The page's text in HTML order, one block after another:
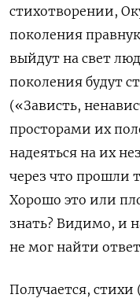
стихотворении,
поколения
выйдут на свет
поколения будут
(«Зависть,
просторами их
надеяться на их
через что прошли
Хорошо это или
знать? Видимо, и
не мог найти
Получается,